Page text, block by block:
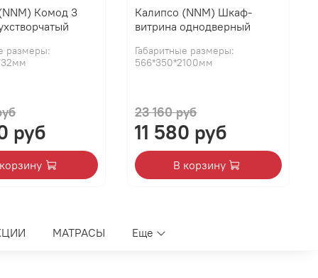
Комод 3
размеры:
руб
Калипсо (NNM) Шкаф-
витрина однодверный
Габаритные размеры:
566*350*2100мм
23 160 руб
11 580 руб
В корзину
МАТРАСЫ Еще